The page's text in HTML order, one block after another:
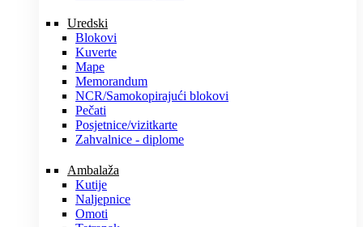
Uredski
Blokovi
Kuverte
Mape
Memorandum
NCR/Samokopirajući blokovi
Pečati
Posjetnice/vizitkarte
Zahvalnice - diplome
Ambalaža
Kutije
Naljepnice
Omoti